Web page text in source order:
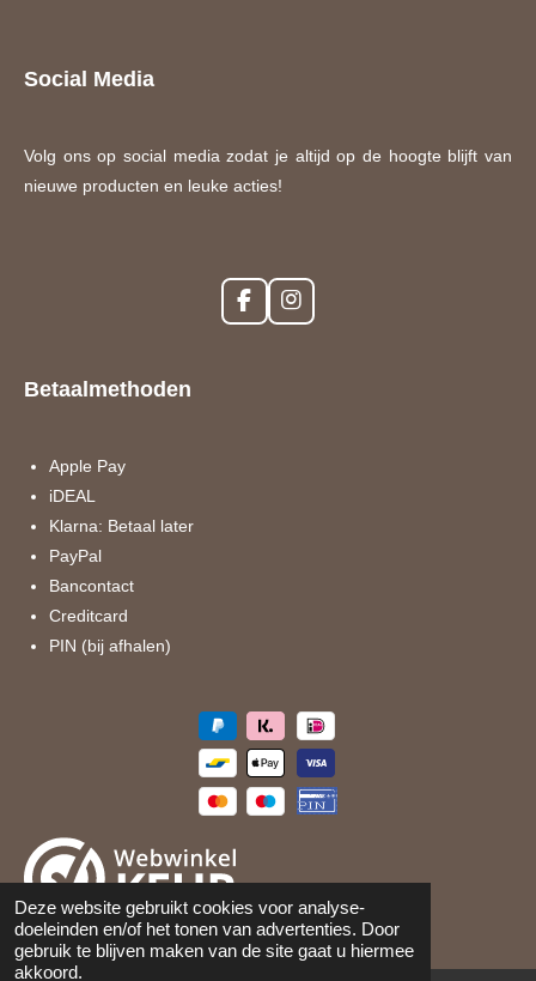
Deze website gebruikt cookies voor analyse-
doeleinden en/of het tonen van advertenties. Door
gebruik te blijven maken van de site gaat u hiermee
akkoord.
Social Media
Volg ons op social media zodat je altijd op de hoogte blijft van
nieuwe producten en leuke acties!
F
a
I
n
Betaalmethoden
Apple Pay
iDEAL
Klarna: Betaal later
PayPal
Bancontact
Creditcard
PIN (bij afhalen)
©2026 Maison 105